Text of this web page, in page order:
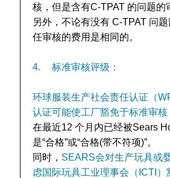
核，但是含有C-TPAT 的问题的
另外，不论有没有 C-TPAT 问
任审核的费用是相同的。
4. 标准审核评级：
环球服装生产社会责任认证（
认证可能使工厂豁免于标准审核
在最近12 个月内已经被Sears
是“合格”或“合格(带不符项)”。
同时， SEARS会对生产玩具或
虑国际玩具工业理事会（ICTI）